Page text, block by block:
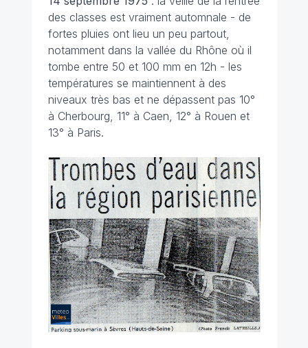
des classes est vraiment automnale - de
fortes pluies ont lieu un peu partout,
notamment dans la vallée du Rhône où il
tombe entre 50 et 100 mm en 12h - les
températures se maintiennent à des
niveaux très bas et ne dépassent pas 10°
à Cherbourg, 11° à Caen, 12° à Rouen et
13° à Paris.